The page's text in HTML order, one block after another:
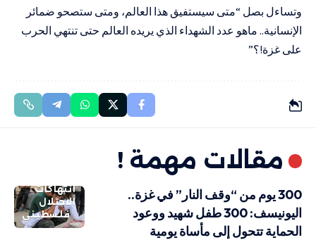
وتساءل بصل “متى سيستفيق هذا العالم، ومتى ستصحو ضمائر
الإنسانية.. ماهو عدد الشهداء الذي يريده العالم حتى تنتهي الحرب
على غزة!؟”
مقالات مهمة !
انتهاكات
الاحتلال
فلسطيني
300 يوم من “وقف النار” في غزة..
اليونيسف: 300 طفل شهيد ووعود
الحماية تتحول إلى مأساة يومية